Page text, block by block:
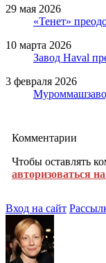
29 мая 2026
«Тенет»
10 марта 2026
Завод Haval
3 февраля 2026
Комментарии
Чтобы оставлять
авторизоваться
Вход на сайт